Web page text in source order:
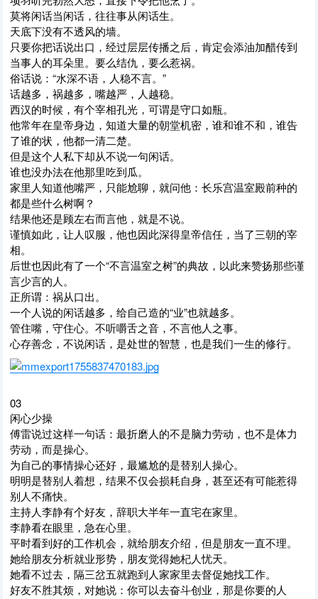
莫将闲话当闲话，往往事从闲话生。
天底下没有不透风的墙。
只要你把话说出口，经过层层传播之后，肯定会添油加醋传到
当事人的耳朵里。要么结仇，要么惹祸。
俗话说：“水深不语，人稳不言。”
话越多，祸越多，嘴越严，人越稳。
西汉的时候，有个宰相孔光，可谓是守口如瓶。
他常年在皇帝身边，知道大量的朝堂机密，谁和谁不和，谁告
了谁的状，他都一清二楚。
但是这个人私下却从不说一句闲话。
谁也没办法在他那里吃到瓜。
家里人知道他嘴严，只能尬聊，就问他：长乐宫温室殿前种的
都是些什么树啊？
结果他还是顾左右而言他，就是不说。
谨慎如此，让人叹服，他也因此深得皇帝信任，当了三朝的宰
相。
后世也因此有了一个“不言温室之树”的典故，以此来赞扬那些谨
言少言的人。
正所谓：祸从口出。
一个人说的闲话越多，给自己造的“业”也就越多。
管住嘴，守住心。不听嚼舌之音，不言他人之事。
心存善念，不说闲话，是处世的智慧，也是我们一生的修行。
03
闲心少操
傅雷说过这样一句话：最折磨人的不是脑力劳动，也不是体力
劳动，而是操心。
为自己的事情操心还好，最尴尬的是替别人操心。
明明是替别人着想，结果不仅会损耗自身，甚至还有可能惹得
别人不痛快。
主持人李静有个好友，辞职大半年一直宅在家里。
李静看在眼里，急在心里。
平时看到好的工作机会，就给朋友介绍，但是朋友一直不理。
她给朋友分析就业形势，朋友觉得她杞人忧天。
她看不过去，隔三岔五就跑到人家家里去督促她找工作。
好友不胜其烦，对她说：你可以去奋斗创业，那是你要的人